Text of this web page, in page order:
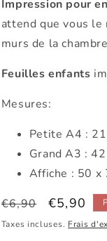
Impression pour
attend que vous le
murs de la
Feuilles enfants
Mesures:
Petite A4 :
Grand A3 :
Affiche : 50 x
Prix
habituel
€6,90
Prix
€5,90
Taxes incluses. Frais